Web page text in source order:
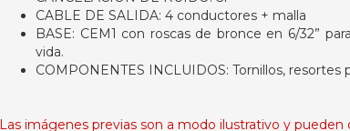
CABLE DE SALIDA: 4 conductores + malla
BASE: CEM1 con roscas de bronce en 6/32”
vida.
COMPONENTES INCLUIDOS: Tornillos,
Las imágenes previas son a modo ilustrativo y pueden